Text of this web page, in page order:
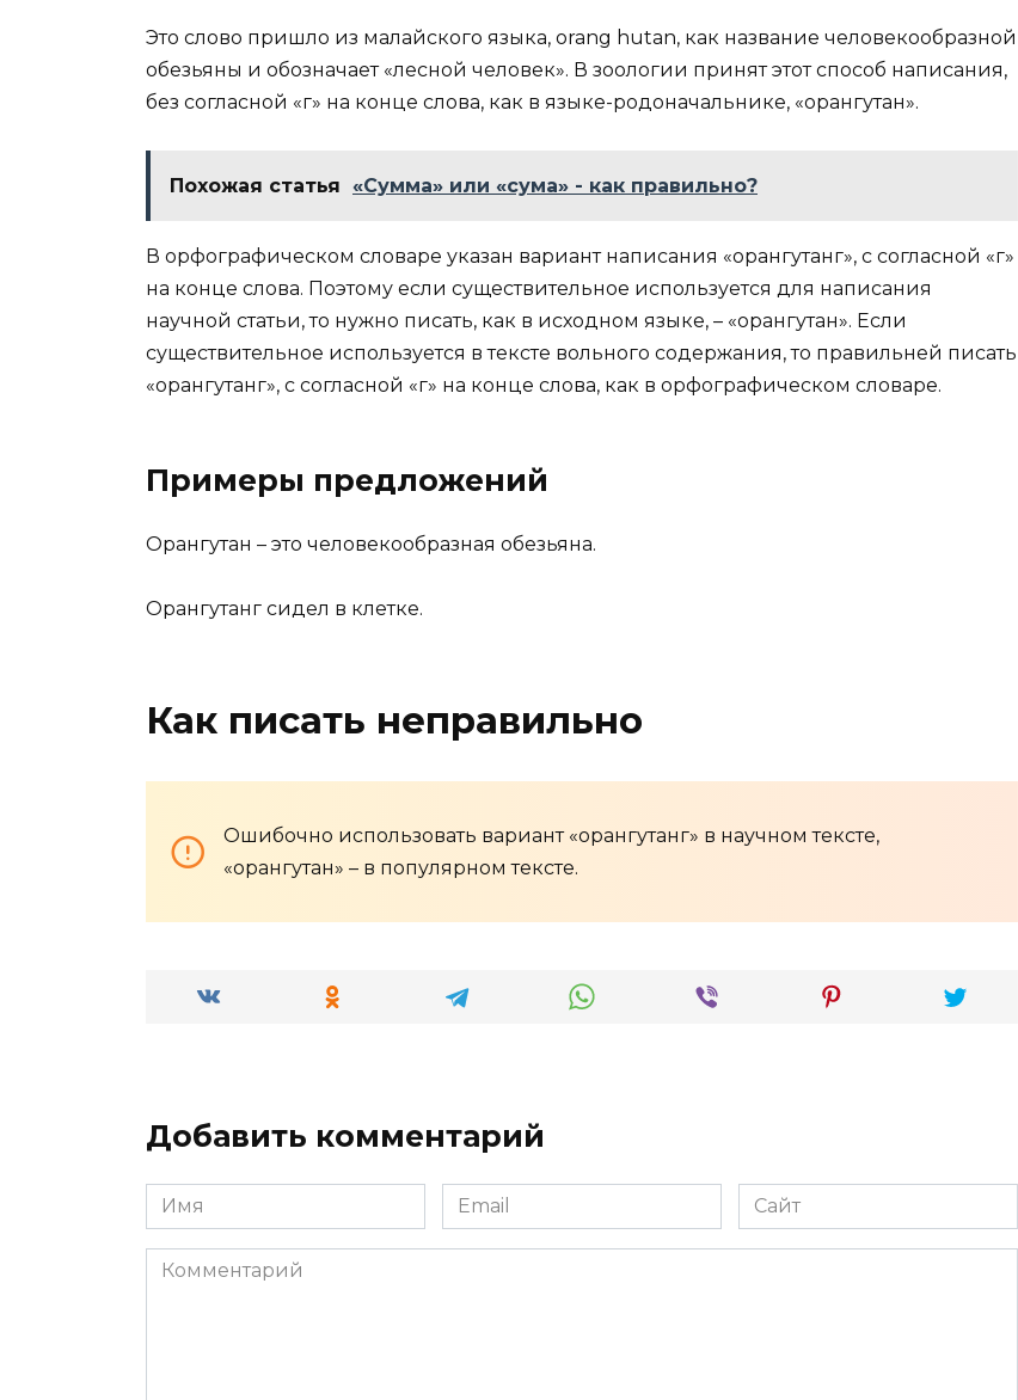
Это слово пришло из малайского языка, orang hutan, как название человекообразной
обезьяны и обозначает «лесной человек». В зоологии принят этот способ написания,
без согласной «г» на конце слова, как в языке-родоначальнике, «орангутан».
Похожая статья «Сумма» или «сума» - как правильно?
В орфографическом словаре указан вариант написания «орангутанг», с согласной «г»
на конце слова. Поэтому если существительное используется для написания
научной статьи, то нужно писать, как в исходном языке, – «орангутан». Если
существительное используется в тексте вольного содержания, то правильней писать
«орангутанг», с согласной «г» на конце слова, как в орфографическом словаре.
Примеры предложений
Орангутан – это человекообразная обезьяна.
Орангутанг сидел в клетке.
Как писать неправильно
Ошибочно использовать вариант «орангутанг» в научном тексте,
«орангутан» – в популярном тексте.
Добавить комментарий
Имя
*
Email
*
Сайт
Комментарий